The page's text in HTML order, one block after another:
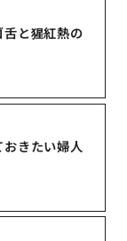
と猩紅熱の
きたい婦人